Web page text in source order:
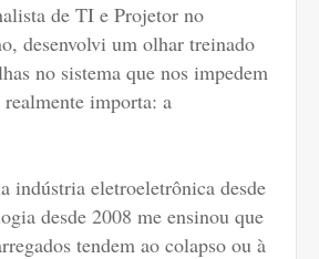
de TI e Projetor no
desenvolvi um olhar treinado
no sistema que nos impedem
realmente importa: a
indústria eletroeletrônica desde
desde 2008 me ensinou que
tendem ao colapso ou à